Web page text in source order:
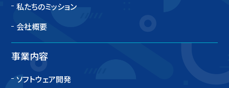
私たちのミッション
会社概要
事業内容
ソフトウェア開発